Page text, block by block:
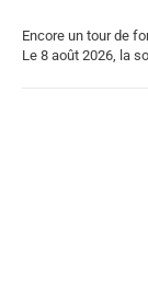
Encore un tour de
Le 8 août 2026, la